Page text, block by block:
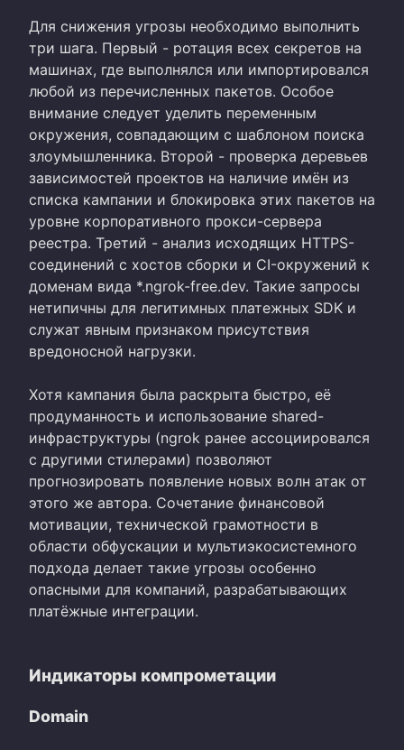
Для снижения угрозы необходимо выполнить
три шага. Первый - ротация всех секретов на
машинах, где выполнялся или импортировался
любой из перечисленных пакетов. Особое
внимание следует уделить переменным
окружения, совпадающим с шаблоном поиска
злоумышленника. Второй - проверка деревьев
зависимостей проектов на наличие имён из
списка кампании и блокировка этих пакетов на
уровне корпоративного прокси-сервера
реестра. Третий - анализ исходящих HTTPS-
соединений с хостов сборки и CI-окружений к
доменам вида *.ngrok-free.dev. Такие запросы
нетипичны для легитимных платежных SDK и
служат явным признаком присутствия
вредоносной нагрузки.
Хотя кампания была раскрыта быстро, её
продуманность и использование shared-
инфраструктуры (ngrok ранее ассоциировался
с другими стилерами) позволяют
прогнозировать появление новых волн атак от
этого же автора. Сочетание финансовой
мотивации, технической грамотности в
области обфускации и мультиэкосистемного
подхода делает такие угрозы особенно
опасными для компаний, разрабатывающих
платёжные интеграции.
Индикаторы компрометации
Domain